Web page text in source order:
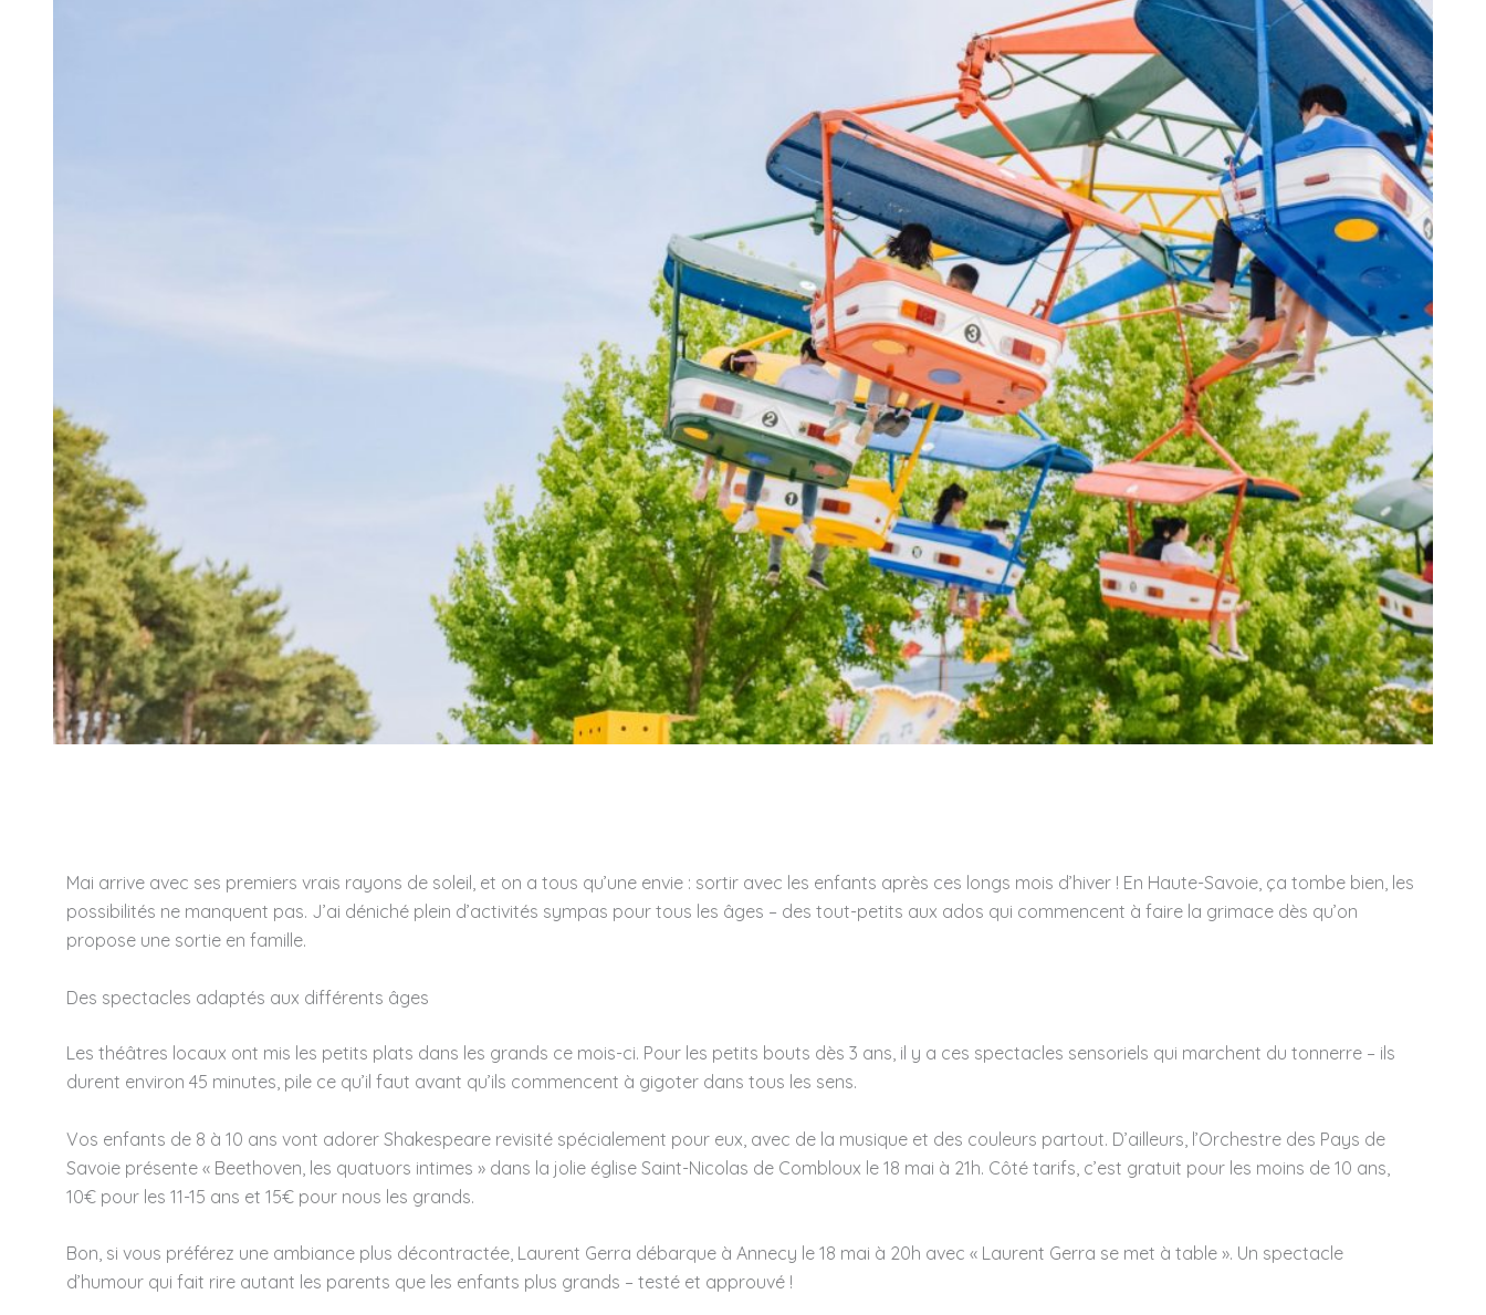
Mai arrive avec ses premiers vrais rayons de soleil, et on a tous qu’une envie : sortir avec les enfants après ces longs mois d’hiver ! En Haute-Savoie, ça tombe bien, les
possibilités ne manquent pas. J’ai déniché plein d’activités sympas pour tous les âges – des tout-petits aux ados qui commencent à faire la grimace dès qu’on
propose une sortie en famille.
Des spectacles adaptés aux différents âges
Les théâtres locaux ont mis les petits plats dans les grands ce mois-ci. Pour les petits bouts dès 3 ans, il y a ces spectacles sensoriels qui marchent du tonnerre – ils
durent environ 45 minutes, pile ce qu’il faut avant qu’ils commencent à gigoter dans tous les sens.
Vos enfants de 8 à 10 ans vont adorer Shakespeare revisité spécialement pour eux, avec de la musique et des couleurs partout. D’ailleurs, l’Orchestre des Pays de
Savoie présente « Beethoven, les quatuors intimes » dans la jolie église Saint-Nicolas de Combloux le 18 mai à 21h. Côté tarifs, c’est gratuit pour les moins de 10 ans,
10€ pour les 11-15 ans et 15€ pour nous les grands.
Bon, si vous préférez une ambiance plus décontractée, Laurent Gerra débarque à Annecy le 18 mai à 20h avec « Laurent Gerra se met à table ». Un spectacle
d’humour qui fait rire autant les parents que les enfants plus grands – testé et approuvé !